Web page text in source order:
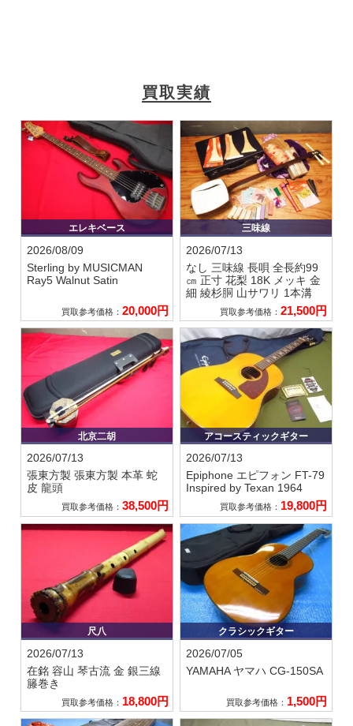
買取実績
エレキベース
2026/08/09
Sterling by MUSICMAN
Ray5 Walnut Satin
買取参考価格： 20,000円
三味線
2026/07/13
なし 三味線 長唄 全長約99
㎝ 正寸 花梨 18K メッキ 金
細 綾杉胴 山サワリ 1本溝
買取参考価格：21,500円
北京二胡
2026/07/13
張東方製 張東方製 本革 蛇
皮 龍頭
買取参考価格： 38,500円
アコースティックギター
2026/07/13
Epiphone エピフォン FT-79
Inspired by Texan 1964
買取参考価格： 19,800円
尺八
2026/07/13
在銘 容山 琴古流 金 銀三線
籐巻き
買取参考価格： 18,800円
クラシックギター
2026/07/05
YAMAHA ヤマハ CG-150SA
買取参考価格： 1,500円